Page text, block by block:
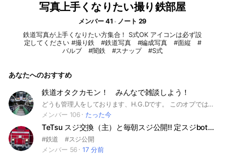
写真上手くなりたい撮り鉄部屋
メンバー 41
ノート 29
鉄道写真が上手くなりたい方集合！ S式OK アイコンは必ず設
定してください #撮り鉄 #鉄道写真 #編成写真 #面縦 #
バルブ #闇鉄 #スナップ #S式
あなたへのおすすめ
鉄道オタクカモン！ みんなで雑談しよう！
どうも管理人をしております、H.G.Dです。 このオプでは初心者大大大歓迎です！ 現在メイン130人を目指しています！ このオプでは平和かつ賑わいがあるオプを目指しております。ですから荒らしはこなくて結構です。 1ヶ月に一度フォトコンを行うことでより賑わいを出しています。副官は呼べばすぐ来るようになっているので何かあっても安心して参加できます。 サブトークも充実しているのでより専門的な話をすることも出来てより楽しくオプライフが出来ると思います。 意見、改善案も受け付けているので活用してください！ メインオプに入ってもらうのはマストとなっております。（通知回避部屋は別） 気になったらぜひ来てください みなさんの参加をお待ちしております。ぜひ参加しに来てください‼️ ＃鉄オタ＃スジ ＃切符 ＃ニササ ＃私鉄 ＃JR ＃撮り鉄 ＃乗り鉄 ＃雑談
メンバー 106
たった今
TeTsu スジ交換（主）と毎朝スジ公開‼️ 定スジbotあり
#鉄道 #スジ公開
メンバー 56
17 分前